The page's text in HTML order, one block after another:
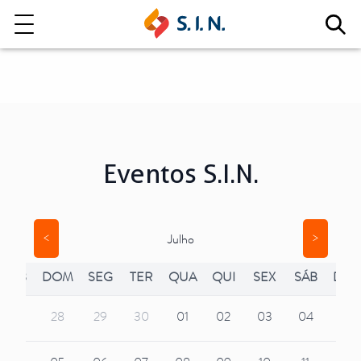
Eventos S.I.N.
<
SÁB
Julho
DOM SEG TER QUA QUI SEX SÁB
28 29 30 01 02 03 04
>